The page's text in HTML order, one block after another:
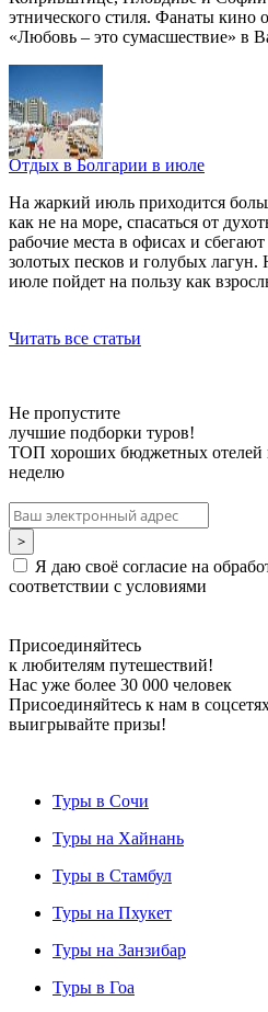
этнического стиля. Фанаты кино
«Любовь – это сумасшествие» в
Отдых в Болгарии в июле
На жаркий июль приходится
как не на море, спасаться от
рабочие места в офисах и
золотых песков и голубых лагун.
июле пойдет на пользу как
Читать все статьи
Не пропустите
лучшие подборки туров!
ТОП хороших бюджетных отелей
неделю
Я даю своё согласие на
соответствии с условиями
Присоединяйтесь
к любителям путешествий!
Нас уже более 30 000 человек
Присоединяйтесь к нам в
выигрывайте призы!
Туры в Сочи
Туры на Хайнань
Туры в Стамбул
Туры на Пхукет
Туры на Занзибар
Туры в Гоа